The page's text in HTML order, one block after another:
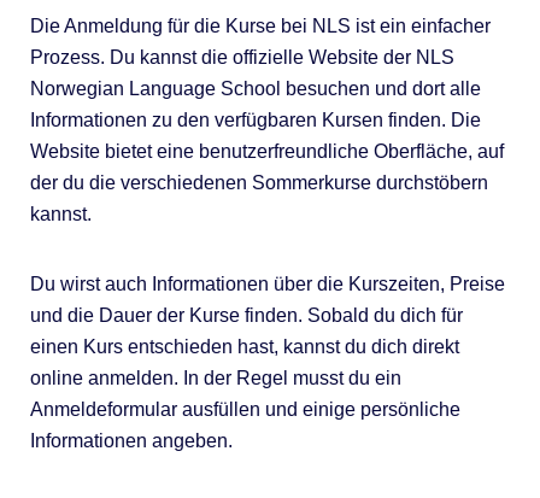
Die Anmeldung für die Kurse bei NLS ist ein einfacher
Prozess. Du kannst die offizielle Website der NLS
Norwegian Language School besuchen und dort alle
Informationen zu den verfügbaren Kursen finden. Die
Website bietet eine benutzerfreundliche Oberfläche, auf
der du die verschiedenen Sommerkurse durchstöbern
kannst.
Du wirst auch Informationen über die Kurszeiten, Preise
und die Dauer der Kurse finden. Sobald du dich für
einen Kurs entschieden hast, kannst du dich direkt
online anmelden. In der Regel musst du ein
Anmeldeformular ausfüllen und einige persönliche
Informationen angeben.